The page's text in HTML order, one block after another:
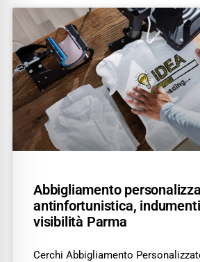
Abbigliamento
antinfortunistica,
visibilità Parma
Cerchi Abbigliamento